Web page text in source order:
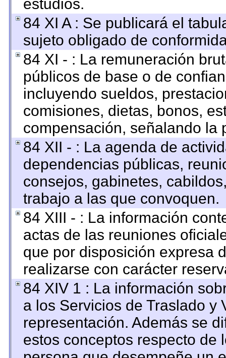
estudios.
84 XI A : Se publicará el
sujeto obligado de
84 XI - : La remuneración
públicos de base o de
incluyendo sueldos,
comisiones, dietas, bonos,
compensación, señalando la
84 XII - : La agenda de
dependencias públicas,
consejos, gabinetes,
trabajo a las que convoquen.
84 XIII - : La información
actas de las reuniones
que por disposición expresa
realizarse con carácter
84 XIV 1 : La información
a los Servicios de Traslado y
representación. Además se
estos conceptos respecto de